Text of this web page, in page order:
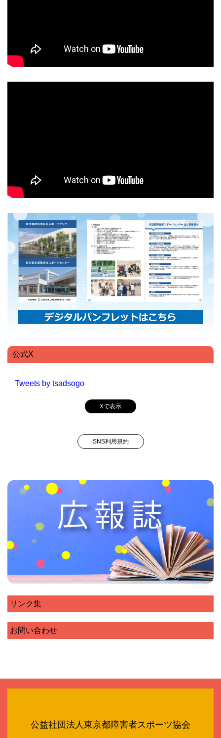
公式X
Tweets by tsadsogo
Xで表示
SNS利用規約
リンク集
お問い合わせ
公益社団法人東京都障害者スポーツ協会